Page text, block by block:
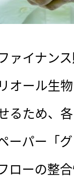
ァイナン
オール生
るため、
ーパー「
ローの整